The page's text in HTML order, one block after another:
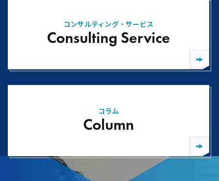
コンサルティング・サービス
Consulting Service
コラム
Column